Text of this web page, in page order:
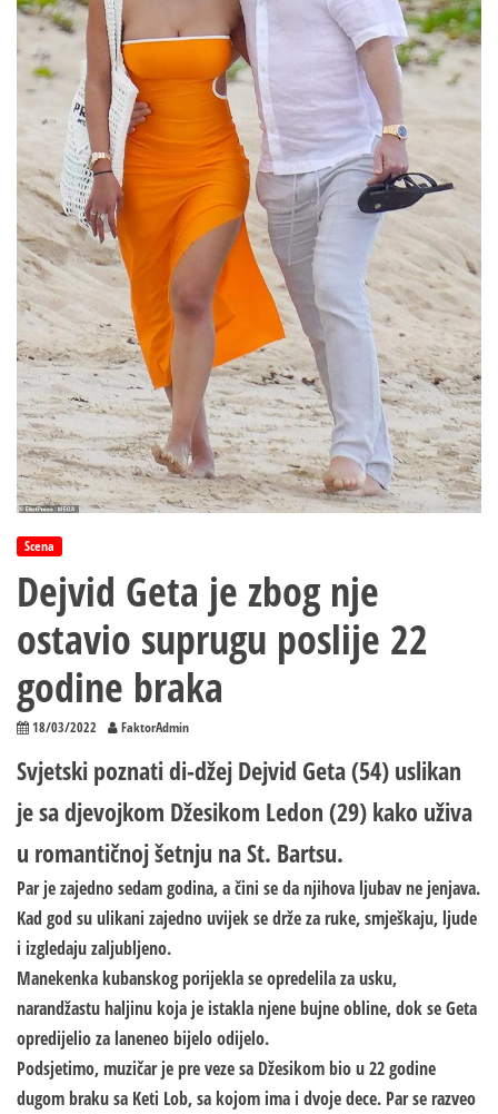
Scena
Dejvid Geta je zbog nje
ostavio suprugu poslije 22
godine braka
18/03/2022 FaktorAdmin
Svjetski poznati di-džej Dejvid Geta (54) uslikan
je sa djevojkom Džesikom Ledon (29) kako uživa
u romantičnoj šetnju na St. Bartsu.
Par je zajedno sedam godina, a čini se da njihova ljubav ne jenjava.
Kad god su ulikani zajedno uvijek se drže za ruke, smješkaju, ljude
i izgledaju zaljubljeno.
Manekenka kubanskog porijekla se opredelila za usku,
narandžastu haljinu koja je istakla njene bujne obline, dok se Geta
opredijelio za laneneo bijelo odijelo.
Podsjetimo, muzičar je pre veze sa Džesikom bio u 22 godine
dugom braku sa Keti Lob, sa kojom ima i dvoje dece. Par se razveo